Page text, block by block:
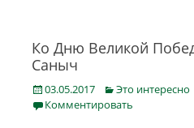
Ко Дню Великой
Саныч
Posted
on
03.05.2017 Categories
Это интересно
Комментировать